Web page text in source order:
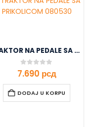
TRAKTOR NA PEDALE SA PRIKOLICOM 080530
0 out of 5
7.690 рсд
DODAJ U KORPU